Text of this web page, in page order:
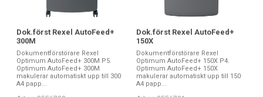
Dok.först Rexel AutoFeed+
300M
Dokumentförstörare Rexel
Optimum AutoFeed+ 300M P5.
Optimum AutoFeed+ 300M
makulerar automatiskt upp till 300
A4 papp...
Dok.först Rexel AutoFeed+
150X
Dokumentförstörare Rexel
Optimum AutoFeed+ 150X P4.
Optimum AutoFeed+ 150X
makulerar automatiskt upp till 150
A4 papp...